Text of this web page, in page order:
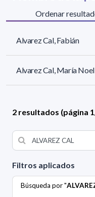
Filtros aplicados
Búsqueda por "
Ordenar
Alvarez Cal, Fabián
Alvarez Cal, María Noel
2 resultados (página